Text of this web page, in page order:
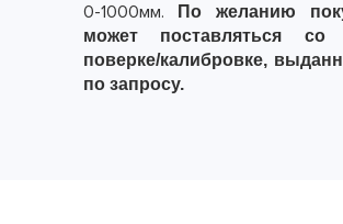
0-1000мм.
По желанию
может поставляться со
поверке/калибровке,
по запросу.